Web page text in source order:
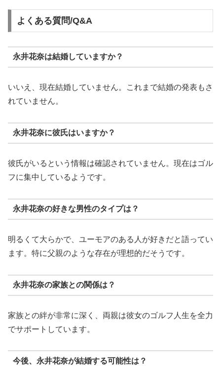
よくある質問/Q&A
永井花奈は結婚していますか？
いいえ、現在結婚していません。これまで結婚の発表もさ
れていません。
永井花奈に彼氏はいますか？
彼氏がいるという情報は確認されていません。現在はゴル
フに集中しているようです。
永井花奈の好きな男性のタイプは？
明るくて大らかで、ユーモアのある人が好きだと語ってい
ます。特に父親のような存在が理想的だそうです。
永井花奈の家族との関係は？
家族との絆が非常に深く、両親は彼女のゴルフ人生を全力
でサポートしています。
今後、永井花奈が結婚する可能性は？